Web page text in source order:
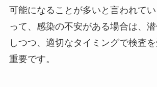
可能になることが多いと言われて
って、感染の不安がある場合は、
しつつ、適切なタイミングで検査
重要です。